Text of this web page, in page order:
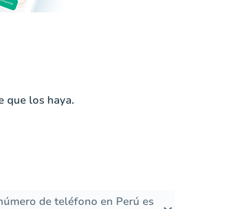
que los haya.
de teléfono en Perú es